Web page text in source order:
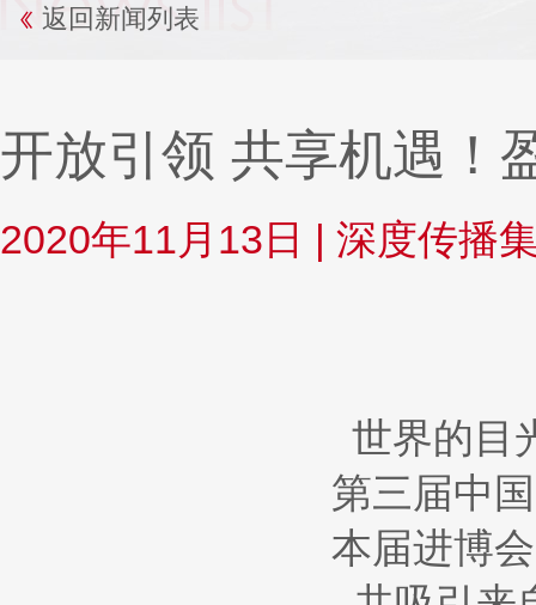
返回新闻列表
开放引领 共享机遇！
2020年11月13日 | 深度传播
世界的目
第三届中
本届进博